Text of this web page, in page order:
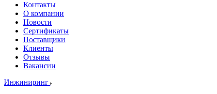
Контакты
О компании
Новости
Сертификаты
Поставщики
Клиенты
Отзывы
Вакансии
Инжиниринг